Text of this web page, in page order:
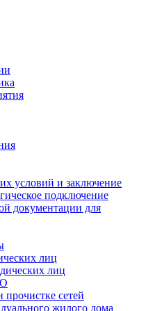
условий и заключение
подключение
документации для
лиц
лиц
сетей
жилого дома